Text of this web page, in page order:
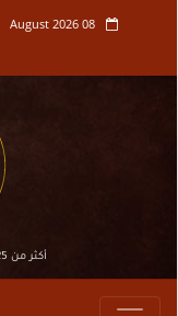
08 August 2026
أكثر من 25 عامًا في خدمة تاريـخ وتراث مكة المكرمة